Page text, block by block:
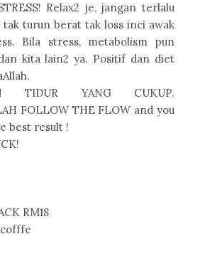
Relax2 je, jangan terlalu
tak turun berat tak loss inci awak
Bila stress, metabolism pun
kita lain2 ya. Positif dan diet
TIDUR YANG CUKUP.
FOLLOW THE FLOW and you
best result !
RM18